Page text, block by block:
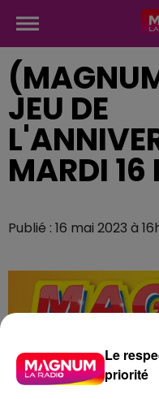
JEU DE
MARDI 16
Publié : 16 mai 2023 à
Le
priorité